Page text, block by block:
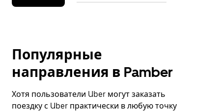
Популярные
направления в Pamber
Хотя пользователи Uber могут заказать
поездку с Uber практически в любую точку